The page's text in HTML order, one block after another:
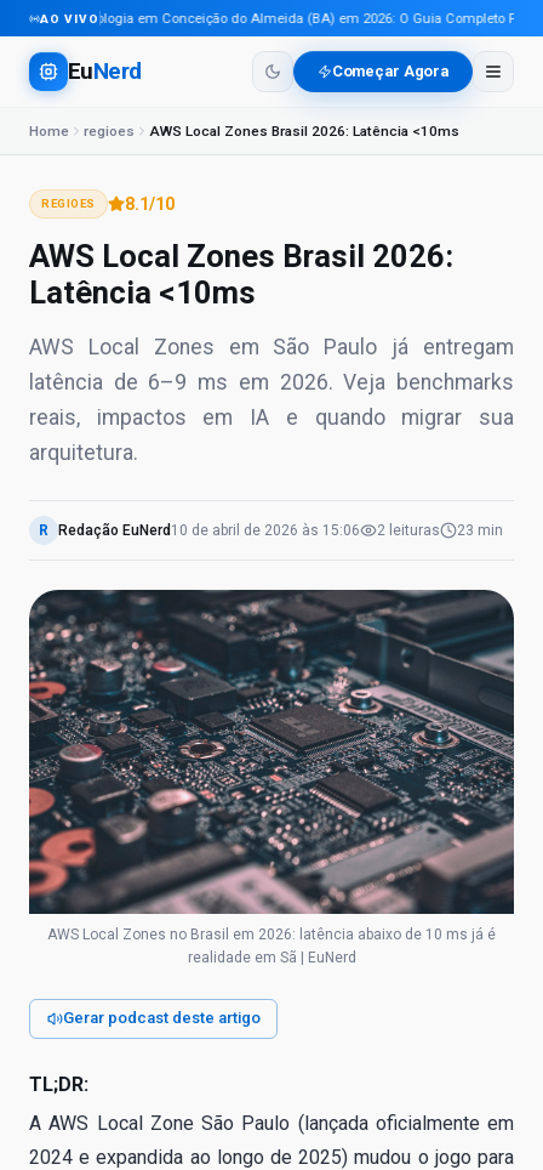
AO VIVO
Tecnologia em Conceição do Almeida (BA) em 2026: O Guia Completo Para
EuNerd Começar Agora
Home regioes AWS Local Zones Brasil 2026: Latência <10ms
REGIOES 8.1/10
AWS Local Zones Brasil 2026:
Latência <10ms
AWS Local Zones em São Paulo já entregam
latência de 6–9 ms em 2026. Veja benchmarks
reais, impactos em IA e quando migrar sua
arquitetura.
R Redação EuNerd 10 de abril de 2026 às 15:06 2 leituras 23 min
AWS Local Zones no Brasil em 2026: latência abaixo de 10 ms já é
realidade em Sã | EuNerd
Gerar podcast deste artigo
TL;DR:
A AWS Local Zone São Paulo (lançada oficialmente em
2024 e expandida ao longo de 2025) mudou o jogo para